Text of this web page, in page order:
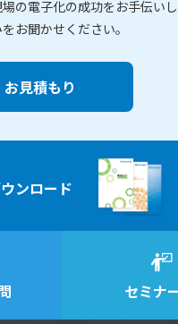
の電子化の成功をお手伝いし
お聞かせください。
見積もり
ンロード
セミナ